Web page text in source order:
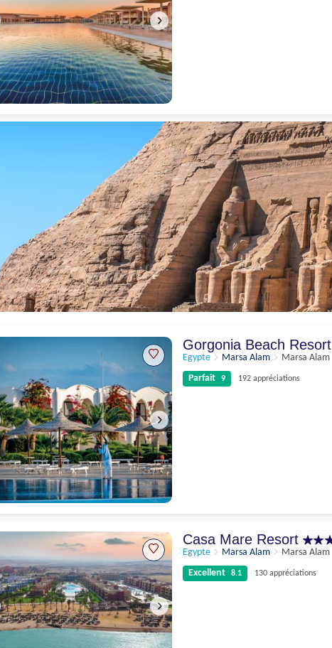
8.9
Gorgonia Beach Resort
Egypte Marsa Alam
Marsa Alam
Parfait
9 192 appréciations
Casa Mare Resort
Egypte Marsa Alam
Marsa Alam
Excellent
8.1 130 appréciations